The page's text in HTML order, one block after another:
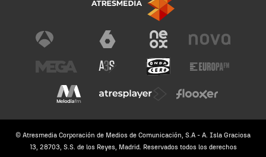
© Atresmedia Corporación de Medios de Comunicación, S.A - A. Isla Graciosa
13, 28703, S.S. de los Reyes, Madrid. Reservados todos los derechos